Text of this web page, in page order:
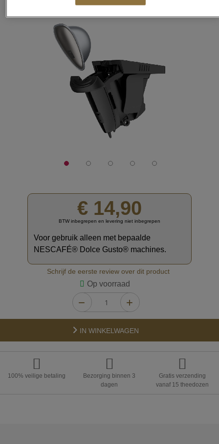
€ 14,90
BTW inbegrepen en levering niet inbegrepen
Voor gebruik alleen met bepaalde
NESCAFÉ® Dolce Gusto® machines.
Schrijf de eerste review over dit product
Op voorraad
IN WINKELWAGEN
100% veilige betaling
Bezorging binnen 3
dagen
Gratis verzending
vanaf 15 theedozen
naar